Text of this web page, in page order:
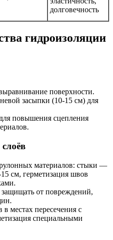
долговечность
гидроизоляции
поверхности.
засыпки (10-15 см) для
повышения сцепления
материалов: стыки —
см, герметизация швов
от повреждений,
местах пересечения с
специальными